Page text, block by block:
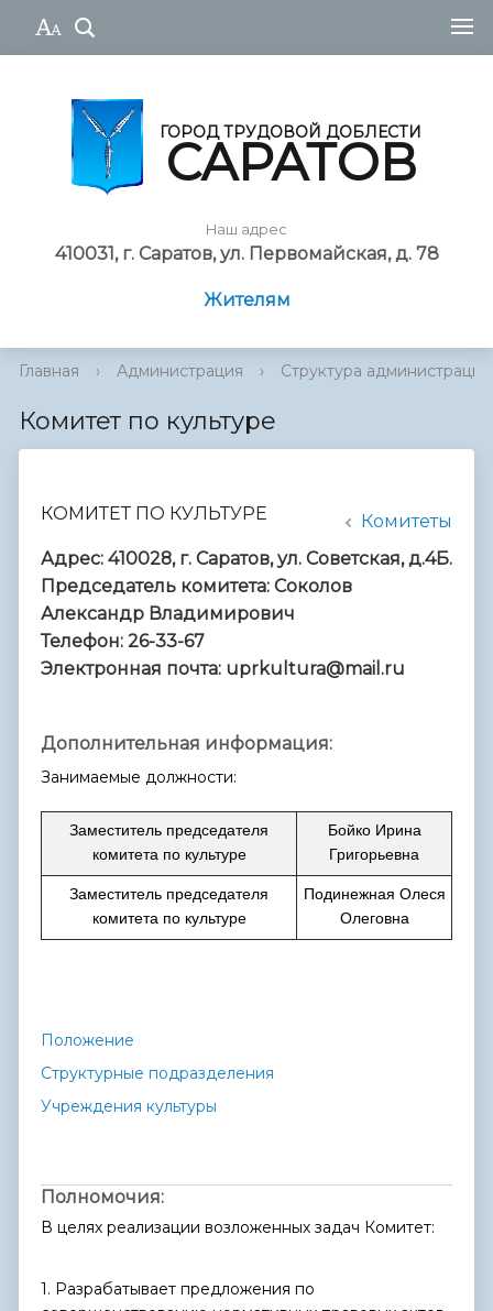
ГОРОД ТРУДОВОЙ ДОБЛЕСТИ
САРАТОВ
Наш адрес
410031, г. Саратов, ул. Первомайская, д. 78
Жителям
Главная › Администрация › Cтруктура администрации
Комитет по культуре
Комитеты
КОМИТЕТ ПО КУЛЬТУРЕ
Адрес: 410028, г. Саратов, ул. Советская, д.4Б.
Председатель комитета: Соколов
Александр Владимирович
Телефон: 26-33-67
Электронная почта: uprkultura@mail.ru
Дополнительная информация:
Занимаемые должности:
Заместитель председателя
комитета по культуре
Бойко Ирина
Григорьевна
Заместитель председателя
комитета по культуре
Подинежная Олеся
Олеговна
Положение
Структурные подразделения
Учреждения культуры
Полномочия:
В целях реализации возложенных задач Комитет:
1. Разрабатывает предложения по